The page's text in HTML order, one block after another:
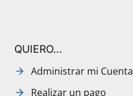
QUIERO…
Administrar mi Cuenta
Realizar un pago